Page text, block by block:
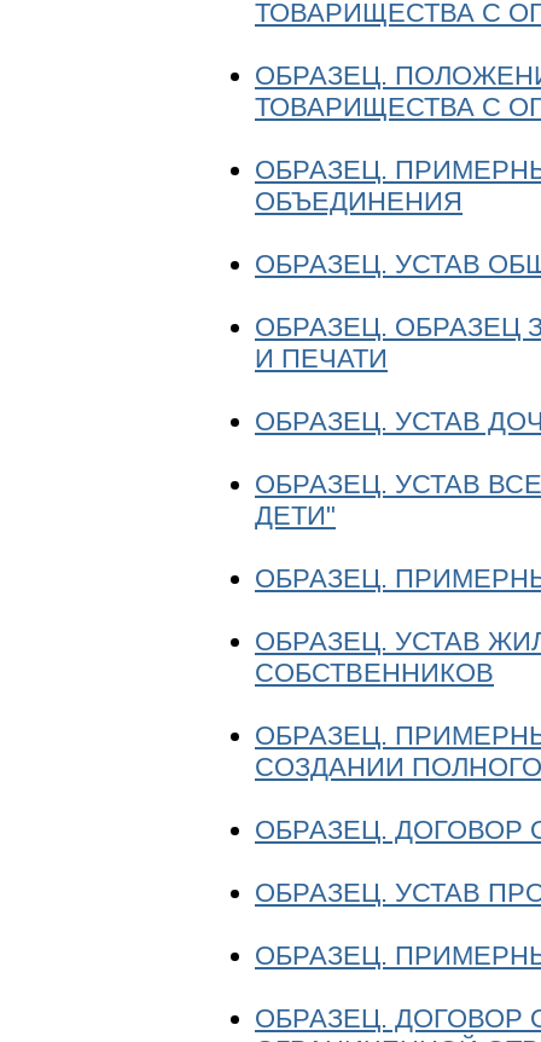
ТОВАРИЩЕСТВА С
ОБРАЗЕЦ.
ТОВАРИЩЕСТВА С
ОБРАЗЕЦ.
ОБЪЕДИНЕНИЯ
ОБРАЗЕЦ. УСТАВ
ОБРАЗЕЦ. ОБРАЗЕЦ
И ПЕЧАТИ
ОБРАЗЕЦ. УСТАВ
ОБРАЗЕЦ. УСТАВ
ДЕТИ"
ОБРАЗЕЦ.
ОБРАЗЕЦ. УСТАВ
СОБСТВЕННИКОВ
ОБРАЗЕЦ.
СОЗДАНИИ
ОБРАЗЕЦ. ДОГОВОР
ОБРАЗЕЦ. УСТАВ
ОБРАЗЕЦ.
ОБРАЗЕЦ. ДОГОВОР